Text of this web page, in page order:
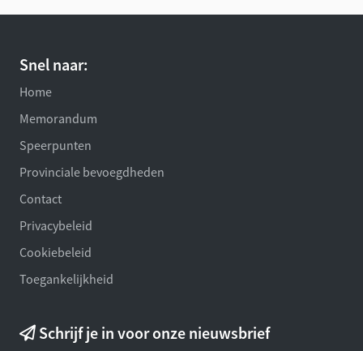
Snel naar:
Home
Memorandum
Speerpunten
Provinciale bevoegdheden
Contact
Privacybeleid
Cookiebeleid
Toegankelijkheid
Schrijf je in voor onze nieuwsbrief